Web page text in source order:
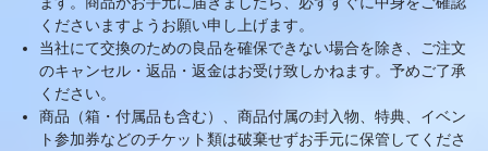
くださいますようお願い申し上げます。
当社にて交換のための良品を確保できない場合を除き、ご注文
のキャンセル・返品・返金はお受け致しかねます。予めご了承
ください。
商品（箱・付属品も含む）、商品付属の封入物、特典、イベン
ト参加券などのチケット類は破棄せずお手元に保管してくださ